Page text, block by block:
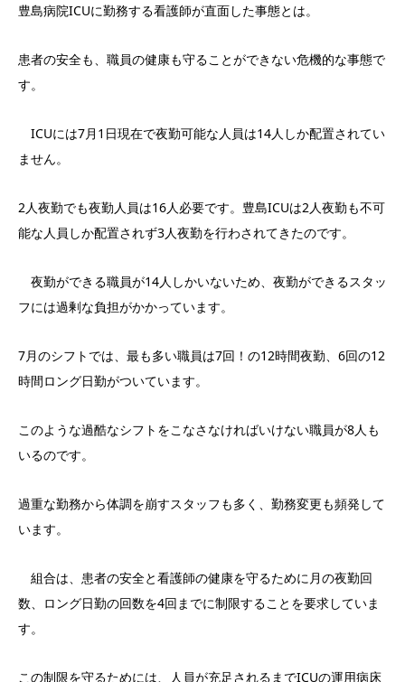
豊島病院ICUに勤務する看護師が直面した事態とは。
患者の安全も、職員の健康も守ることができない危機的な事態で
す。
ICUには7月1日現在で夜勤可能な人員は14人しか配置されてい
ません。
2人夜勤でも夜勤人員は16人必要です。豊島ICUは2人夜勤も不可
能な人員しか配置されず3人夜勤を行わされてきたのです。
夜勤ができる職員が14人しかいないため、夜勤ができるスタッ
フには過剰な負担がかかっています。
7月のシフトでは、最も多い職員は7回！の12時間夜勤、6回の12
時間ロング日勤がついています。
このような過酷なシフトをこなさなければいけない職員が8人も
いるのです。
過重な勤務から体調を崩すスタッフも多く、勤務変更も頻発して
います。
組合は、患者の安全と看護師の健康を守るために月の夜勤回
数、ロング日勤の回数を4回までに制限することを要求していま
す。
この制限を守るためには、人員が充足されるまでICUの運用病床